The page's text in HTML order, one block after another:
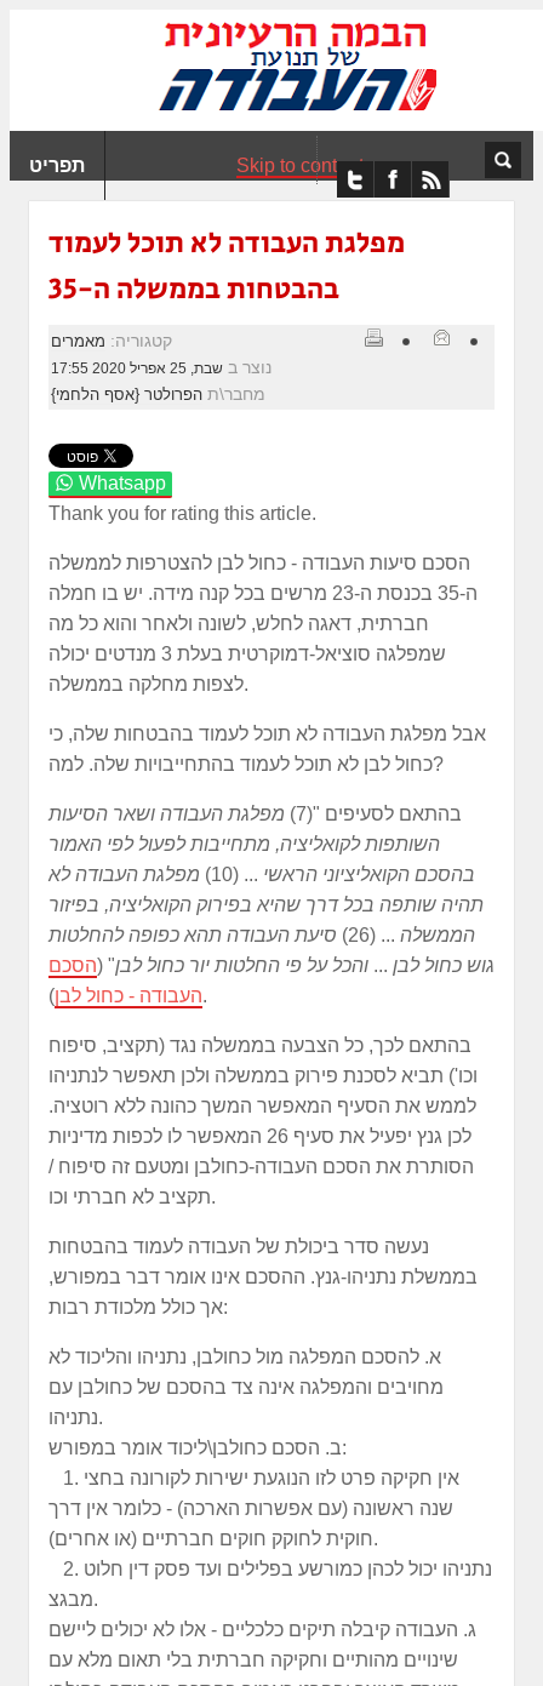
תפריט Skip to content
מפלגת העבודה לא תוכל לעמוד
בהבטחות בממשלה ה-35
קטגוריה: מאמרים
נוצר ב שבת, 25 אפריל 2020 17:55
מחבר\ת הפרולטר {אסף הלחמי}
Whatsapp
Thank you for rating this article.
הסכם סיעות העבודה - כחול לבן להצטרפות לממשלה
ה-35 בכנסת ה-23 מרשים בכל קנה מידה. יש בו חמלה
חברתית, דאגה לחלש, לשונה ולאחר והוא כל מה
שמפלגה סוציאל-דמוקרטית בעלת 3 מנדטים יכולה
לצפות מחלקה בממשלה.
אבל מפלגת העבודה לא תוכל לעמוד בהבטחות שלה, כי
כחול לבן לא תוכל לעמוד בהתחייבויות שלה. למה?
בהתאם לסעיפים "(7)
מפלגת העבודה ושאר הסיעות
השותפות לקואליציה, מתחייבות לפעול לפי האמור
בהסכם הקואליציוני הראשי ... (10)
מפלגת העבודה לא
תהיה שותפה בכל דרך שהיא בפירוק הקואליציה, בפיזור
הממשלה ... (26)
סיעת העבודה תהא כפופה להחלטות
גוש כחול לבן ... והכל על פי החלטות יור כחול לבן" (הסכם
העבודה - כחול לבן).
בהתאם לכך, כל הצבעה בממשלה נגד (תקציב, סיפוח
וכו') תביא לסכנת פירוק בממשלה ולכן תאפשר לנתניהו
לממש את הסעיף המאפשר המשך כהונה ללא רוטציה.
לכן גנץ יפעיל את סעיף 26 המאפשר לו לכפות מדיניות
הסותרת את הסכם העבודה-כחולבן ומטעם זה סיפוח /
תקציב לא חברתי וכו.
נעשה סדר ביכולת של העבודה לעמוד בהבטחות
בממשלת נתניהו-גנץ. ההסכם אינו אומר דבר במפורש,
אך כולל מלכודת רבות:
א. להסכם המפלגה מול כחולבן, נתניהו והליכוד לא
מחויבים והמפלגה אינה צד בהסכם של כחולבן עם
נתניהו.
ב. הסכם כחולבן\ליכוד אומר במפורש:
1. אין חקיקה פרט לזו הנוגעת ישירות לקורונה בחצי
שנה ראשונה (עם אפשרות הארכה) - כלומר אין דרך
חוקית לחוקק חוקים חברתיים (או אחרים).
2. נתניהו יכול לכהן כמורשע בפלילים ועד פסק דין חלוט
מבגצ.
ג. העבודה קיבלה תיקים כלכליים - אלו לא יכולים ליישם
שינויים מהותיים וחקיקה חברתית בלי תאום מלא עם